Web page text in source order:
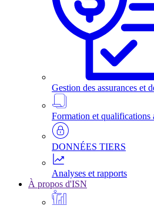
Gestion des assurances et
Formation et qualifications
DONNÉES TIERS
Analyses et rapports
À propos d'ISN